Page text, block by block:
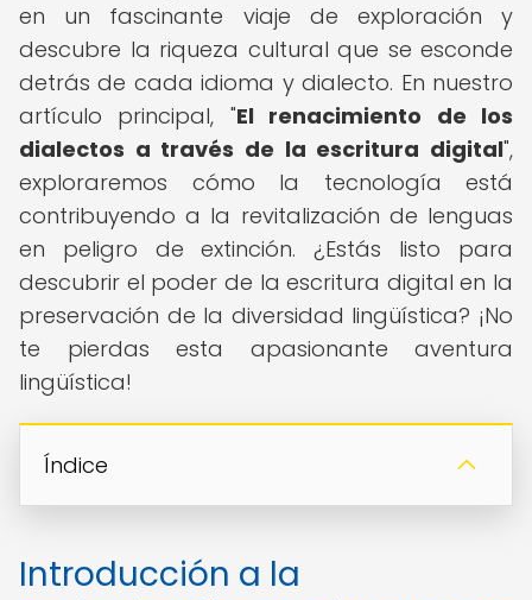
en un fascinante viaje de exploración y
descubre la riqueza cultural que se esconde
detrás de cada idioma y dialecto. En nuestro
artículo principal, "El renacimiento de los
dialectos a través de la escritura digital",
exploraremos cómo la tecnología está
contribuyendo a la revitalización de lenguas
en peligro de extinción. ¿Estás listo para
descubrir el poder de la escritura digital en la
preservación de la diversidad lingüística? ¡No
te pierdas esta apasionante aventura
lingüística!
Índice
Introducción a la